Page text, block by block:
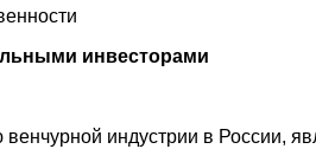
инвесторами
индустрии в России,